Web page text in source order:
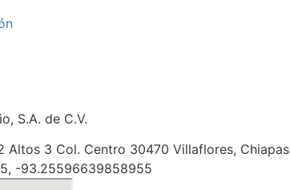
S.A. de C.V.
Altos 3 Col. Centro 30470 Villaflores, Chiapas
-93.25596639858955